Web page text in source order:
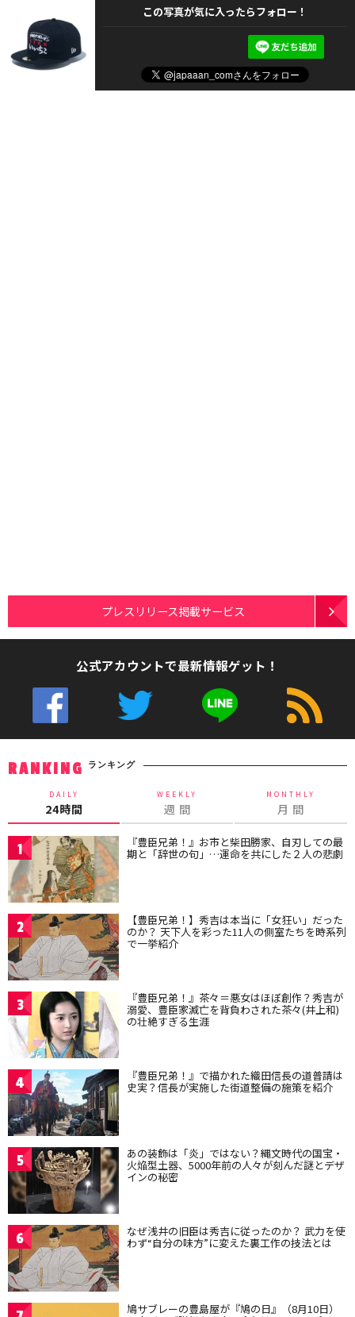
この写真が気に入ったらフォロー！
プレスリリース掲載サービス
公式アカウントで最新情報ゲット！
RANKING ランキング
DAILY
24時間
WEEKLY
週 間
MONTHLY
月 間
1 『豊臣兄弟！』お市と柴田勝家、自刃しての最
期と「辞世の句」…運命を共にした２人の悲劇
2 【豊臣兄弟！】秀吉は本当に「女狂い」だった
のか？ 天下人を彩った11人の側室たちを時系列
で一挙紹介
3 『豊臣兄弟！』茶々＝悪女はほぼ創作？秀吉が
溺愛、豊臣家滅亡を背負わされた茶々(井上和)
の壮絶すぎる生涯
4 『豊臣兄弟！』で描かれた織田信長の道普請は
史実？信長が実施した街道整備の施策を紹介
5 あの装飾は「炎」ではない？縄文時代の国宝・
火焔型土器、5000年前の人々が刻んだ謎とデザ
インの秘密
6 なぜ浅井の旧臣は秀吉に従ったのか？ 武力を使
わず“自分の味方”に変えた裏工作の技法とは
鳩サブレーの豊島屋が『鳩の日』（8月10日）